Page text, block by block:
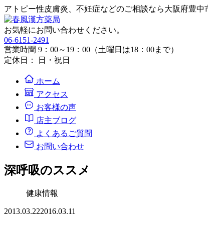
アトピー性皮膚炎、不妊症などのご相談なら大阪府豊中
お気軽にお問い合わせください。
06-6151-2491
営業時間 9：00～19：00（土曜日は18：00まで）
定休日： 日・祝日
ホーム
アクセス
お客様の声
店主ブログ
よくあるご質問
お問い合わせ
深呼吸のススメ
健康情報
2013.03.222016.03.11